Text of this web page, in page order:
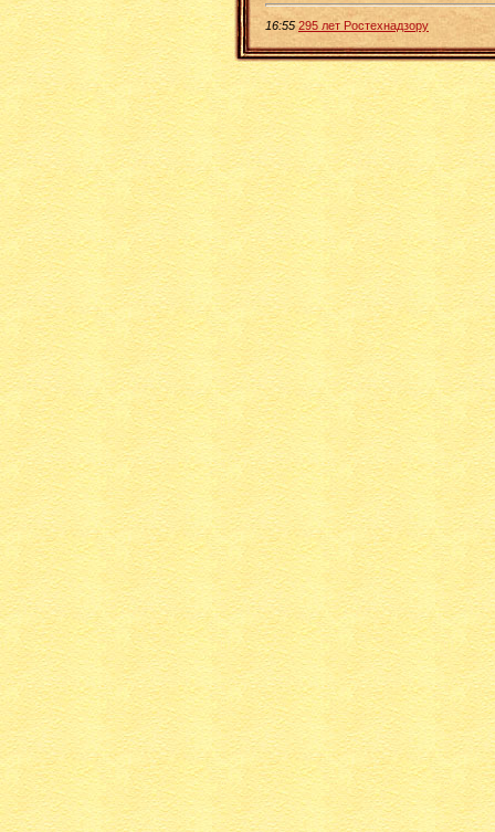
16:55 295 лет Ростехнадзору